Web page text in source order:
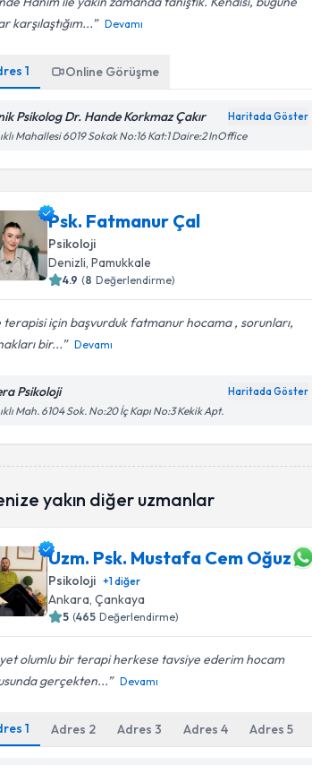
karşılaştığım...
Devamı
1 Online Görüşme
Psikolog Dr. Hande Korkmaz Çakır Haritada Göster
Mahallesi 6019 Sokak No:16 Kat:1 Daire:2 InOffice
Psk. Fatmanur Çal
Psikoloji
Denizli, Pamukkale
4.9 (8 Değerlendirme)
terapisi için başvurduk fatmanur hocama , sorunları,
bir...
Devamı
Psikoloji Haritada Göster
Mah. 6104 Sok. No:20 İç Kapı No:3 Kekik Apt.
yakın diğer uzmanlar
Uzm. Psk. Mustafa Cem Oğuz
Psikoloji +1diğer
Ankara, Çankaya
5 (465 Değerlendirme)
olumlu bir terapi herkese tavsiye ederim hocam
gerçekten...
Devamı
1 Adres 2 Adres3 Adres4 Adres5